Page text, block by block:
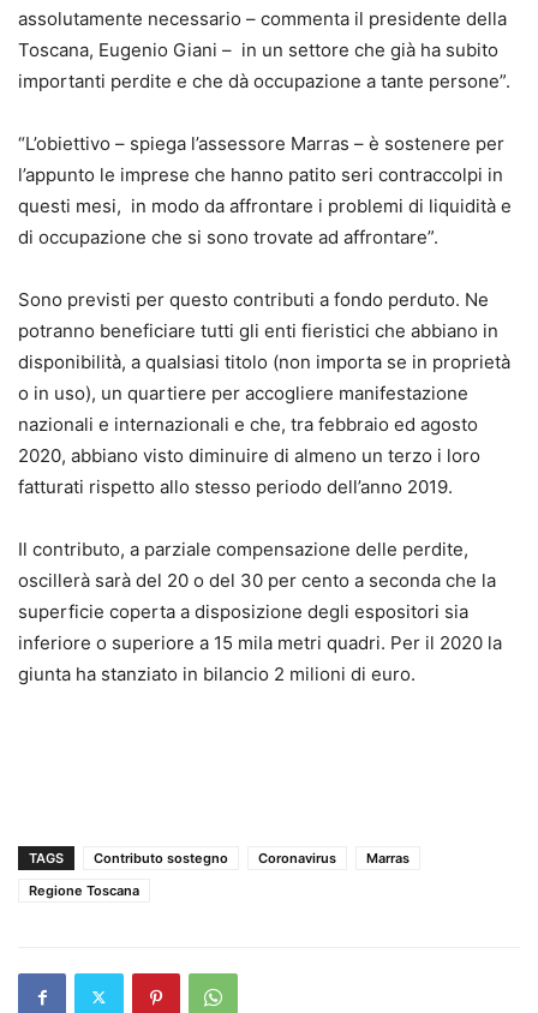
assolutamente necessario – commenta il presidente della
Toscana, Eugenio Giani – in un settore che già ha subito
importanti perdite e che dà occupazione a tante persone”.
“L’obiettivo – spiega l’assessore Marras – è sostenere per
l’appunto le imprese che hanno patito seri contraccolpi in
questi mesi, in modo da affrontare i problemi di liquidità e
di occupazione che si sono trovate ad affrontare”.
Sono previsti per questo contributi a fondo perduto. Ne
potranno beneficiare tutti gli enti fieristici che abbiano in
disponibilità, a qualsiasi titolo (non importa se in proprietà
o in uso), un quartiere per accogliere manifestazione
nazionali e internazionali e che, tra febbraio ed agosto
2020, abbiano visto diminuire di almeno un terzo i loro
fatturati rispetto allo stesso periodo dell’anno 2019.
Il contributo, a parziale compensazione delle perdite,
oscillerà sarà del 20 o del 30 per cento a seconda che la
superficie coperta a disposizione degli espositori sia
inferiore o superiore a 15 mila metri quadri. Per il 2020 la
giunta ha stanziato in bilancio 2 milioni di euro.
TAGS Contributo sostegno Coronavirus
Marras
Regione Toscana